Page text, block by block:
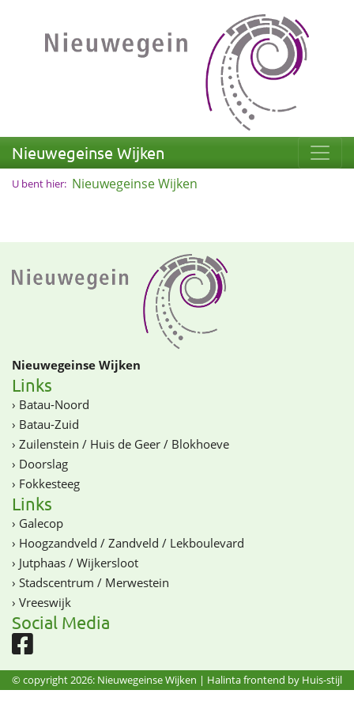
Nieuwegeinse Wijken
U bent hier: Nieuwegeinse Wijken
Nieuwegeinse Wijken
Links
› Batau-Noord
› Batau-Zuid
› Zuilenstein / Huis de Geer / Blokhoeve
› Doorslag
› Fokkesteeg
Links
› Galecop
› Hoogzandveld / Zandveld / Lekboulevard
› Jutphaas / Wijkersloot
› Stadscentrum / Merwestein
› Vreeswijk
Social Media
© copyright 2026: Nieuwegeinse Wijken | Halinta frontend by Huis-stijl